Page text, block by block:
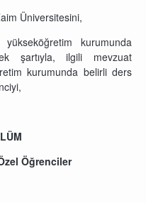
Üniversitesini,
kurumunda
şartıyla, ilgili mevzuat
kurumunda belirli ders
Öğrenciler